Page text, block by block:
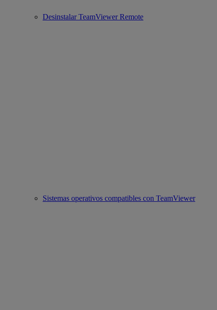
Desinstalar TeamViewer Remote
Sistemas operativos compatibles con TeamViewer